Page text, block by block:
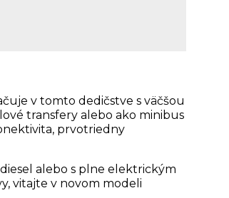
v tomto dedičstve s väčšou
transfery alebo ako minibus
prvotriedny
alebo s plne elektrickým
vitajte v novom modeli